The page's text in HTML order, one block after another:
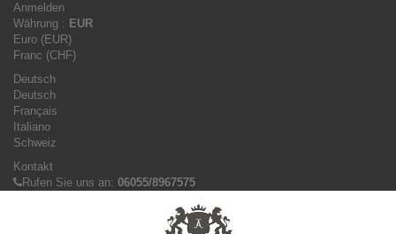
Anmelden
Währung : EUR
Euro (EUR)
Franc (CHF)
Deutsch
Deutsch
Français
Italiano
Schweiz
Kontakt
Rufen Sie uns an: 06055/8967575